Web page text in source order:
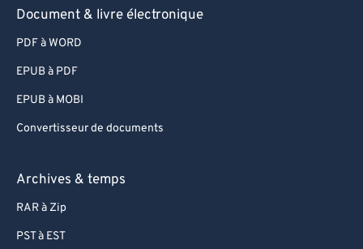
Document & livre électronique
PDF à WORD
EPUB à PDF
EPUB à MOBI
Convertisseur de documents
Archives & temps
RAR à Zip
PST à EST